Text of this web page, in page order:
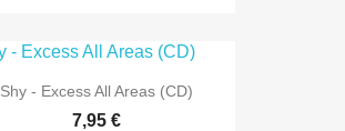
Shy - Excess All Areas (CD)
7,95 €